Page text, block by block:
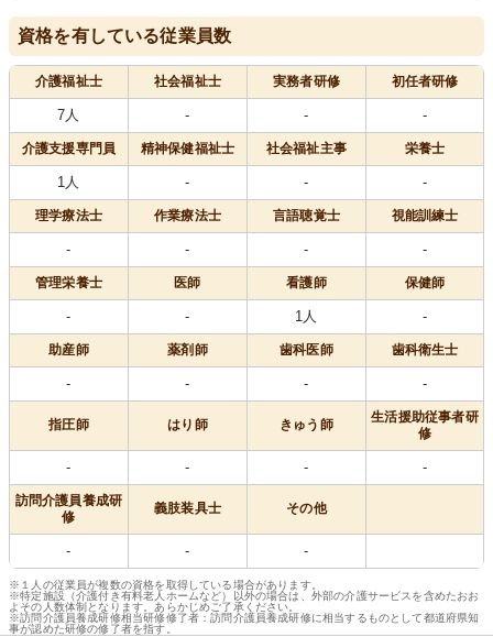
資格を有している従業員数
介護福祉士 社会福祉士 実務者研修 初任者研修
7人 - - -
介護支援専門員 精神保健福祉士 社会福祉主事 栄養士
1人 - - -
理学療法士 作業療法士 言語聴覚士 視能訓練士
- - - -
管理栄養士 医師 看護師 保健師
- - 1人 -
助産師 薬剤師 歯科医師 歯科衛生士
- - - -
指圧師 はり師 きゅう師
生活援助従事者研
修
- - - -
訪問介護員養成研
修
義肢装具士 その他
- - -
※１人の従業員が複数の資格を取得している場合があります。
※特定施設（介護付き有料老人ホームなど）以外の場合は、外部の介護サービスを含めたおお
よその人数体制となります。あらかじめご了承ください。
※訪問介護員養成研修相当研修修了者：訪問介護員養成研修に相当するものとして都道府県知
事が認めた研修の修了者を指す。